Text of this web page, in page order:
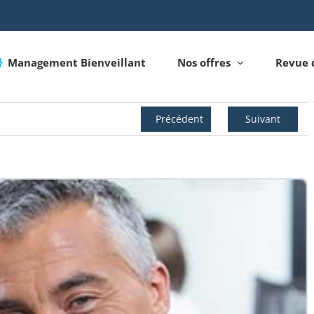
Management Bienveillant Nos offres Revue
Précédent Suivant